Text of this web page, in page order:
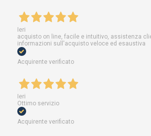
Ieri
acquisto on line, facile e intuitivo, assistenza
informazioni sull'acquisto veloce ed esaustiva
Acquirente verificato
Ieri
Ottimo servizio
Acquirente verificato